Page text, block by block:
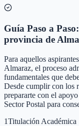
Guía Paso a
provincia de
Para aquellos
Almaraz, el proceso
fundamentales que
Desde cumplir con los
prepararte con el
Sector Postal para
1Titulación Académica